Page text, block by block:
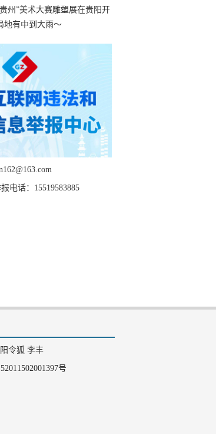
州”美术大赛雕塑展在贵阳开
地有中到大雨～
电话：15519583885
令狐 李丰
号